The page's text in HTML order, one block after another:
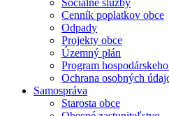
Sociálne služby
Cenník poplatkov obce
Odpady
Projekty obce
Územný plán
Program
Ochrana osobných
Samospráva
Starosta obce